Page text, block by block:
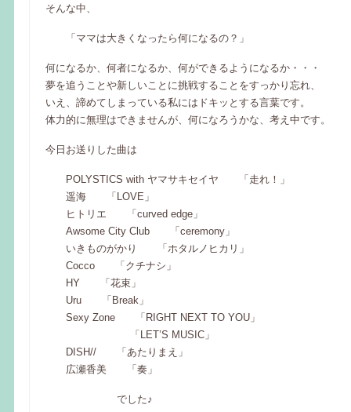
そんな中、
「ママは大きくなったら何になるの？」
何になるか、何者になるか、何ができるようになるか・・・
夢を追うことや新しいことに挑戦することをすっかり忘れ、
いえ、諦めてしまっている私にはドキッとする言葉です。
体力的に無理はできませんが、何になろうかな、考え中です。
今日お送りした曲は
POLYSTICS with ヤマサキセイヤ 「走れ！」
遥海 「LOVE」
ヒトリエ 「curved edge」
Awsome City Club 「ceremony」
いきものがかり 「ホタルノヒカリ」
Cocco 「クチナシ」
HY 「花束」
Uru 「Break」
Sexy Zone 「RIGHT NEXT TO YOU」
「LET’S MUSIC」
DISH// 「あたりまえ」
広瀬香美 「奏」
でした♪